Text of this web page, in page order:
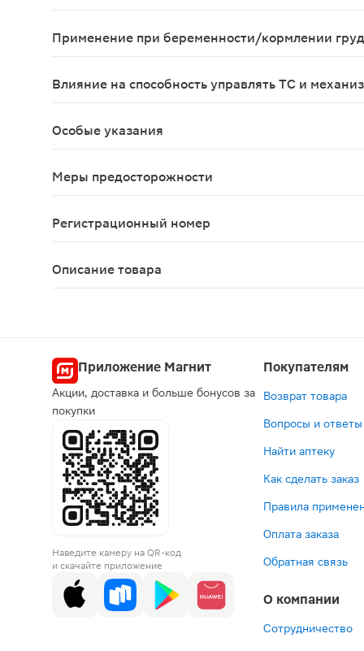
Применение при беременности/кормлении
Влияние на способность управлять ТС и
Особые указания
Меры предосторожности
Регистрационный номер
Описание товара
Приложение Магнит
Акции, доставка и больше бонусов за
покупки
Наведите камеру на QR-код
и скачайте приложение
Покупателям
Возврат товара
Вопросы и ответы
Найти аптеку
Как сделать заказ
Правила
Оплата заказа
Обратная связь
О компании
Сотрудничество